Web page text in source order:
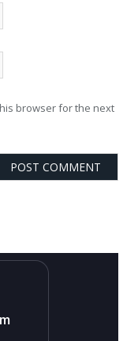
browser for the next